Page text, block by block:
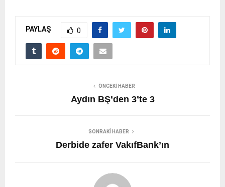
PAYLAŞ 0
ÖNCEKI HABER
Aydın BŞ’den 3’te 3
SONRAKI HABER
Derbide zafer VakıfBank’ın